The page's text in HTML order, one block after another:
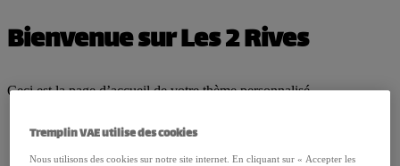
Bienvenue sur Les 2 Rives
Ceci est la page d’accueil de votre thème personnalisé.
Tremplin VAE utilise des cookies
Nous utilisons des cookies sur notre site internet. En cliquant sur « Accepter les